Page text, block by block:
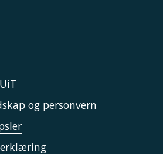
og personvern